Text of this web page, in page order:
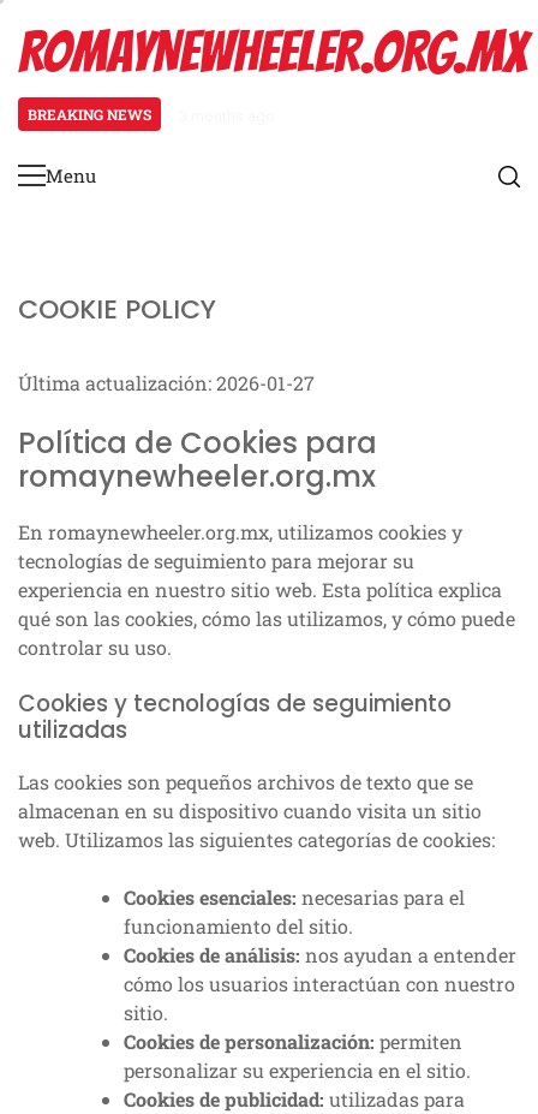
content
ROMAYNEWHEELER.ORG.MX
BREAKING NEWS
Primary
Menu
COOKIE POLICY
Última actualización: 2026-01-27
Política de Cookies para
romaynewheeler.org.mx
En romaynewheeler.org.mx, utilizamos cookies y
tecnologías de seguimiento para mejorar su
experiencia en nuestro sitio web. Esta política explica
qué son las cookies, cómo las utilizamos, y cómo puede
controlar su uso.
Cookies y tecnologías de seguimiento
utilizadas
Las cookies son pequeños archivos de texto que se
almacenan en su dispositivo cuando visita un sitio
web. Utilizamos las siguientes categorías de cookies:
Cookies esenciales: necesarias para el
funcionamiento del sitio.
Cookies de análisis: nos ayudan a entender
cómo los usuarios interactúan con nuestro
sitio.
Cookies de personalización: permiten
personalizar su experiencia en el sitio.
Cookies de publicidad: utilizadas para